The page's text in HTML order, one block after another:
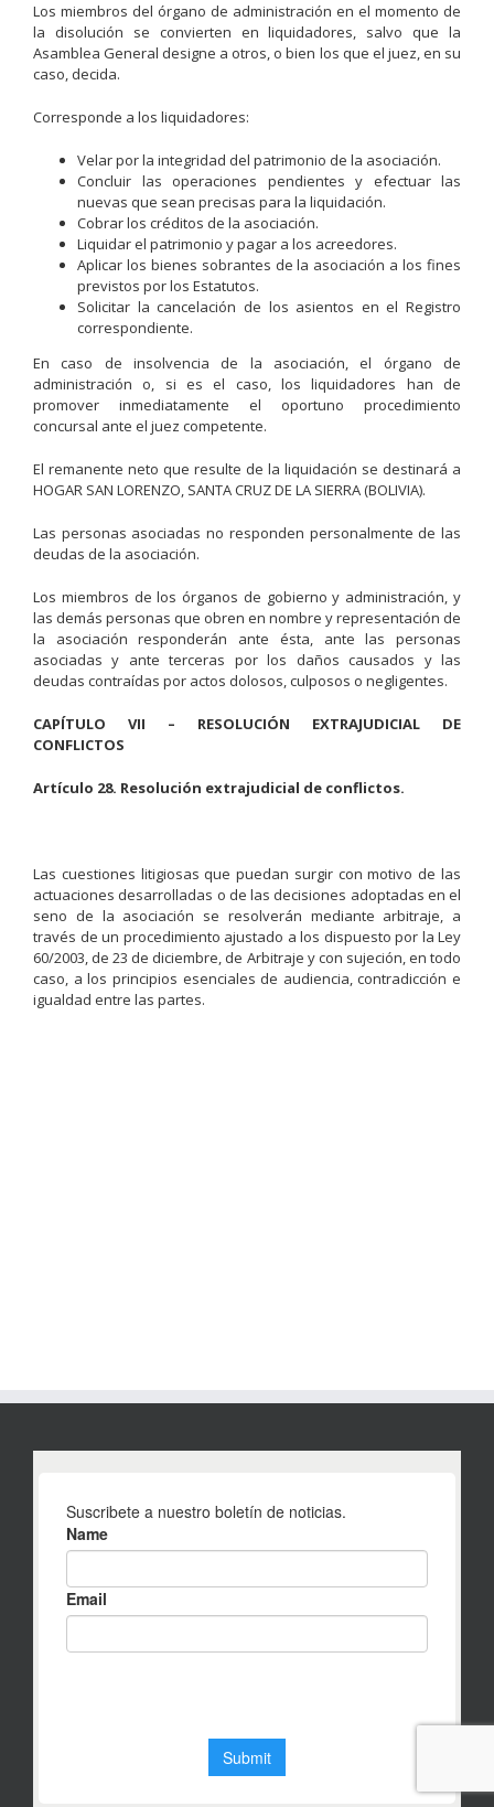
Los miembros del órgano de administración en el momento de
la disolución se convierten en liquidadores, salvo que la
Asamblea General designe a otros, o bien los que el juez, en su
caso, decida.
Corresponde a los liquidadores:
Velar por la integridad del patrimonio de la asociación.
Concluir las operaciones pendientes y efectuar las
nuevas que sean precisas para la liquidación.
Cobrar los créditos de la asociación.
Liquidar el patrimonio y pagar a los acreedores.
Aplicar los bienes sobrantes de la asociación a los fines
previstos por los Estatutos.
Solicitar la cancelación de los asientos en el Registro
correspondiente.
En caso de insolvencia de la asociación, el órgano de
administración o, si es el caso, los liquidadores han de
promover inmediatamente el oportuno procedimiento
concursal ante el juez competente.
El remanente neto que resulte de la liquidación se destinará a
HOGAR SAN LORENZO, SANTA CRUZ DE LA SIERRA (BOLIVIA).
Las personas asociadas no responden personalmente de las
deudas de la asociación.
Los miembros de los órganos de gobierno y administración, y
las demás personas que obren en nombre y representación de
la asociación responderán ante ésta, ante las personas
asociadas y ante terceras por los daños causados y las
deudas contraídas por actos dolosos, culposos o negligentes.
CAPÍTULO VII – RESOLUCIÓN EXTRAJUDICIAL DE
CONFLICTOS
Artículo 28. Resolución extrajudicial de conflictos.
Las cuestiones litigiosas que puedan surgir con motivo de las
actuaciones desarrolladas o de las decisiones adoptadas en el
seno de la asociación se resolverán mediante arbitraje, a
través de un procedimiento ajustado a los dispuesto por la Ley
60/2003, de 23 de diciembre, de Arbitraje y con sujeción, en todo
caso, a los principios esenciales de audiencia, contradicción e
igualdad entre las partes.